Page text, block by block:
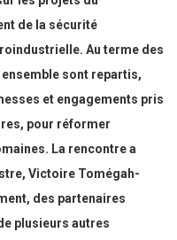
de la sécurité
Au terme des
sont repartis,
et engagements pris
pour réformer
La rencontre a
Victoire Tomégah-
des partenaires
plusieurs autres